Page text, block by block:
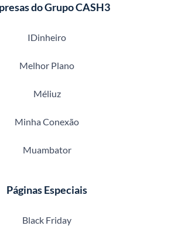
do Grupo CASH3
IDinheiro
Melhor Plano
Méliuz
Minha Conexão
Muambator
Páginas Especiais
Black Friday